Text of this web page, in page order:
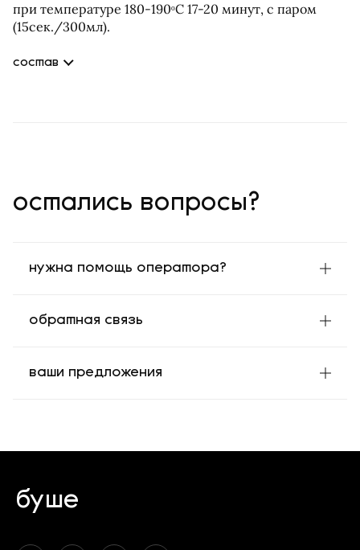
при температуре 180-190ᵒС 17-20 минут, с паром
(15сек./300мл).
состав
остались вопросы?
нужна помощь оператора?
обратная связь
ваши предложения
буше